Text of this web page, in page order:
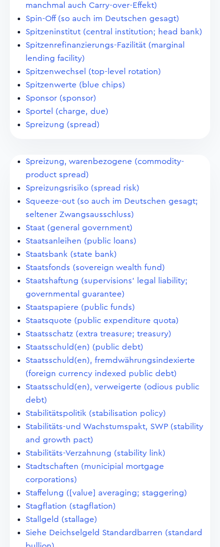
manchmal auch Carry-over-Effekt)
Spin-Off (so auch im Deutschen gesagt)
Spitzeninstitut (central institution; head bank)
Spitzenrefinanzierungs-Fazilität (marginal
lending facility)
Spitzenwechsel (top-level rotation)
Spitzenwerte (blue chips)
Sponsor (sponsor)
Sportel (charge, due)
Spreizung (spread)
Spreizung, warenbezogene (commodity-
product spread)
Spreizungsrisiko (spread risk)
Squeeze-out (so auch im Deutschen gesagt;
seltener Zwangsausschluss)
Staat (general government)
Staatsanleihen (public loans)
Staatsbank (state bank)
Staatsfonds (sovereign wealth fund)
Staatshaftung (supervisions' legal liability;
governmental guarantee)
Staatspapiere (public funds)
Staatsquote (public expenditure quota)
Staatsschatz (extra treasure; treasury)
Staatsschuld(en) (public debt)
Staatsschuld(en), fremdwährungsindexierte
(foreign currency indexed public debt)
Staatsschuld(en), verweigerte (odious public
debt)
Stabilitätspolitik (stabilisation policy)
Stabilitäts-und Wachstumspakt, SWP (stability
and growth pact)
Stabilitäts-Verzahnung (stability link)
Stadtschaften (municipial mortgage
corporations)
Staffelung ([value] averaging; staggering)
Stagflation (stagflation)
Stallgeld (stallage)
Siehe Deichselgeld Standardbarren (standard